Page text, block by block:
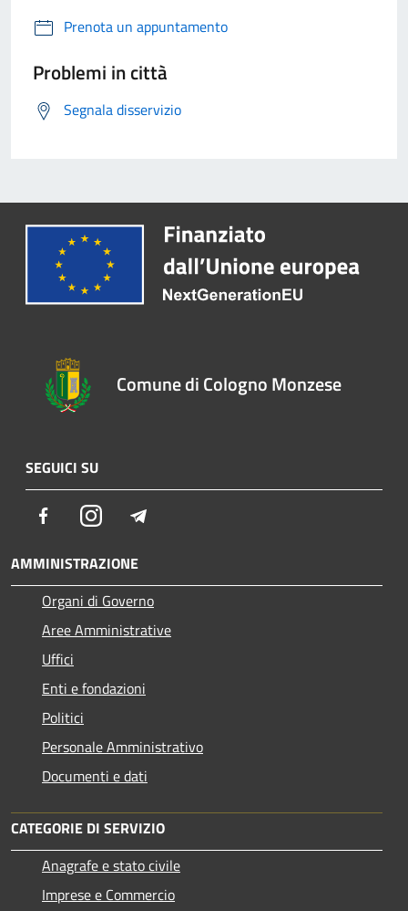
Prenota un appuntamento
Problemi in città
Segnala disservizio
Comune di Cologno Monzese
SEGUICI SU
FacebookInstagram
AMMINISTRAZIONE
Organi di Governo
Aree Amministrative
Uffici
Enti e fondazioni
Politici
Personale Amministrativo
Documenti e dati
CATEGORIE DI SERVIZIO
Anagrafe e stato civile
Imprese e Commercio